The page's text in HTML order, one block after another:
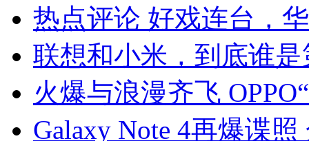
热点评论 好戏连台，
联想和小米，到底谁
火爆与浪漫齐飞
Galaxy Note 4再爆谍